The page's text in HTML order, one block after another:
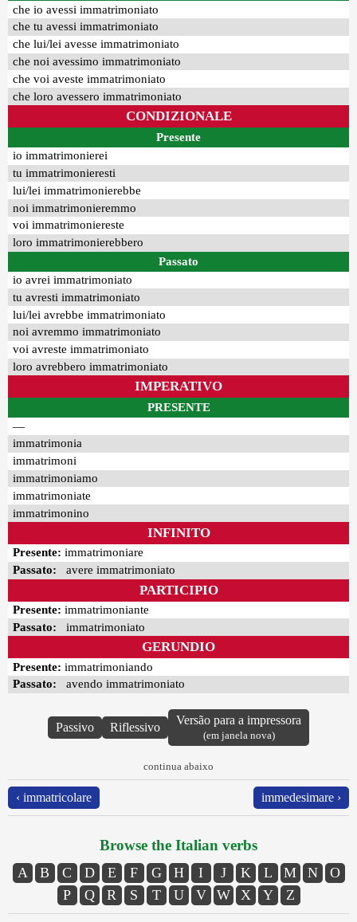
che io avessi immatrimoniato
che tu avessi immatrimoniato
che lui/lei avesse immatrimoniato
che noi avessimo immatrimoniato
che voi aveste immatrimoniato
che loro avessero immatrimoniato
CONDIZIONALE
Presente
io immatrimonierei
tu immatrimonieresti
lui/lei immatrimonierebbe
noi immatrimonieremmo
voi immatrimoniereste
loro immatrimonierebbero
Passato
io avrei immatrimoniato
tu avresti immatrimoniato
lui/lei avrebbe immatrimoniato
noi avremmo immatrimoniato
voi avreste immatrimoniato
loro avrebbero immatrimoniato
IMPERATIVO
PRESENTE
—
immatrimonia
immatrimoni
immatrimoniamo
immatrimoniate
immatrimonino
INFINITO
Presente: immatrimoniare
Passato: avere immatrimoniato
PARTICIPIO
Presente: immatrimoniante
Passato: immatrimoniato
GERUNDIO
Presente: immatrimoniando
Passato: avendo immatrimoniato
Passivo Riflessivo
Versão para a impressora
(em janela nova)
continua abaixo
‹ immatricolare immedesimare ›
Browse the Italian verbs
A B C D E F G H I J K L M N
O
P
Q R S T U V W X Y Z